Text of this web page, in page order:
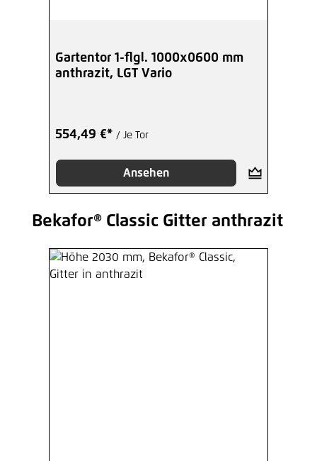
Gartentor 1-flgl. 1000x0600 mm
anthrazit, LGT Vario
554,49 €* / Je Tor
Ansehen
Produktgalerie überspringen
Bekafor® Classic Gitter anthrazit